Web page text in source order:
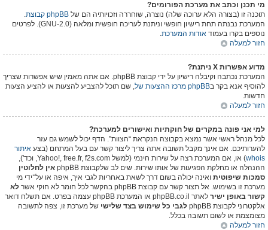
מי תכנן וכתב את מערכת הפורומים?
תוכנה זו (בצורה הלא ערוכה שלה) נוצרה, שוחררה וזכויותיה הם של קבוצת phpBB
.
המערכת נבנתה תחת רישיון חופשי וניתנת לעריכה חופשית ומלאה (GNU-2.0). לפרטים
נוספים בקרו בעמוד אודות המערכת.
חזור למעלה
מדוע אפשרות X ניתנת?
המערכת נכתבה וקיבלה רישיון על ידי קבוצת phpBB. אם אתה מאמין שיש אפשרות שצריך
להוסיף אנא בקר במרכז ההצעות של phpBB
, שם תוכל להצביע להצעות או להציע הצעות
חדשות.
חזור למעלה
למי אני פונה במקרים של חוקתיות ואישורים למערכת?
לכל מנהל ראשי אשר נמצא בקבוצה הנקראת “הצוות”. הדף יכול לשמש גם עזר
להערותיכם. אם אינך מקבל תשובה אתה צריך ליצור קשר עם בעל המתחם (בצע איתור
whois
) או, אם המערכת רצה על שירות חינמי (למשל Yahoo!, free.fr, f2s.com, וכד'),
ההנהלה או מחלקת הפגיעות של אותו שירות. שים לב שלקבוצת phpBB
אין לחלוטין
סמכות שיפוטית ואינה יכולה בשום דרך לשאת באחריות לגבי איך, איפה או על־ידי מי
מערכת זו בשימוש. אל תצור קשר עם קבוצת phpBB בהקשר לכל חומר לא חוקי אשר
לא
קשור באופן ישיר
לאתר phpBB.co.il או המערכת phpBB עצמה בפרט. אם תשלח דואר
אלקטרוני לקבוצת phpBB
לגבי כל שימוש בצד שלישי של מערכת זו, צפה לתשובה
מצומצמת או לשום תשובה בכלל.
חזור למעלה